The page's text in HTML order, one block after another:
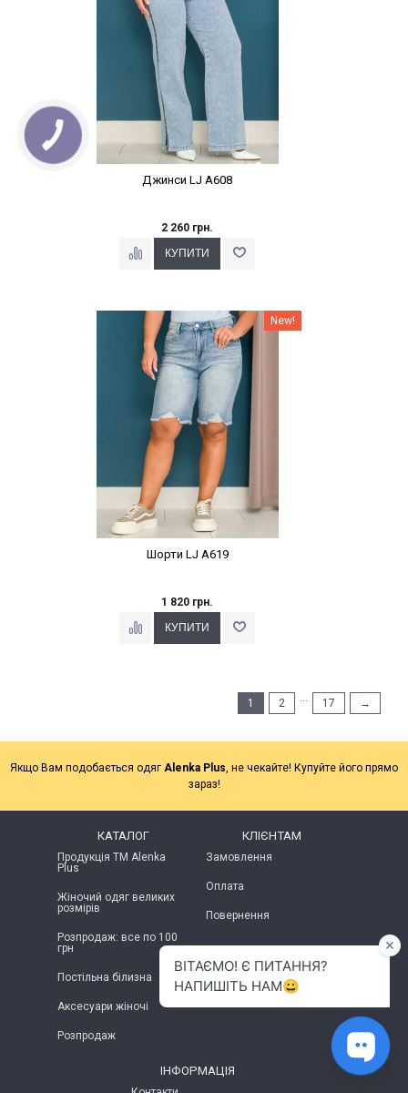
Джинси LJ A608
2 260 грн.
Наклейки Варіант з % New!
Шорти LJ A619
1 820 грн.
1 2 17 →
Якщо Вам подобається одяг Alenka Plus , не чекайте! Купуйте його прямо
зараз!
КАТАЛОГ
Продукція ТМ Alenka
Plus
Жіночий одяг великих
розмірів
Розпродаж: все по 100
грн
Постільна білизна
Аксесуари жіночі
Розпродаж
КЛІЄНТАМ
Замовлення
Оплата
Повернення
ІНФОРМАЦІЯ